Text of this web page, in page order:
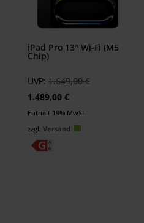
iPad Pro 13″ Wi-Fi (M5
Chip)
UVP: 1.649,00€
1.489,00 €Aktueller
Preis
ist:
Enthält 19% MwSt.
zzgl. Versand